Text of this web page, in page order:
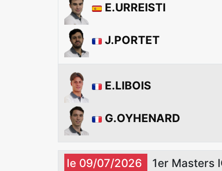
E.URREISTI
J.PORTET
E.LIBOIS
G.OYHENARD
le 09/07/2026 1er Masters